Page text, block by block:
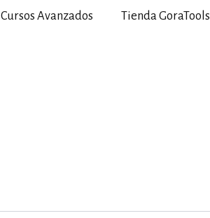
Cursos Avanzados Tienda GoraTools